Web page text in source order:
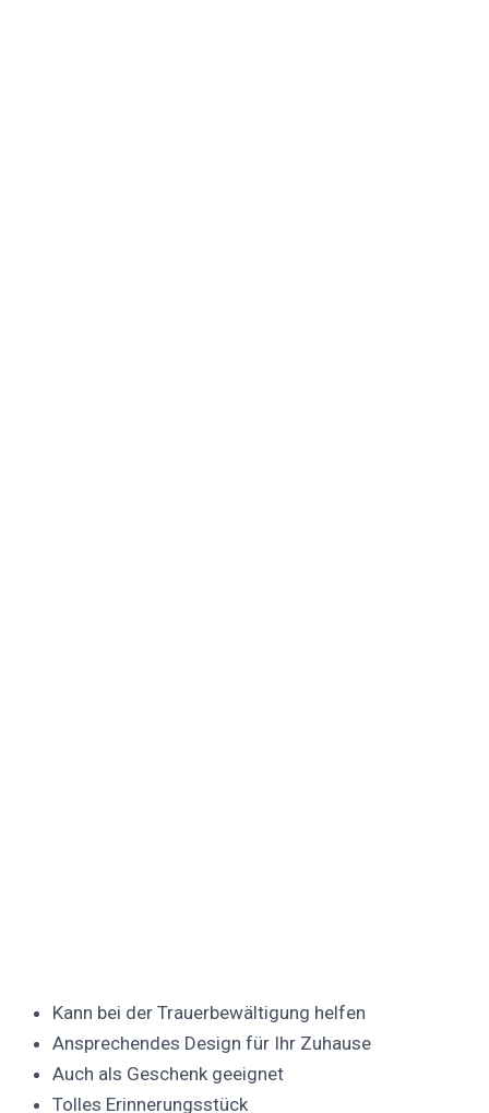
Kann bei der Trauerbewältigung helfen
Ansprechendes Design für Ihr Zuhause
Auch als Geschenk geeignet
Tolles Erinnerungsstück